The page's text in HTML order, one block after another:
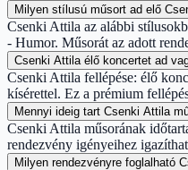
Milyen stílusú műsort ad elő
Csenki Attila az alábbi
- Humor. Műsorát az adott
Csenki Attila élő koncertet ad
Csenki Attila fellépése: élő
kísérettel. Ez a prémium
Mennyi ideig tart Csenki Attila
Csenki Attila műsorának
rendezvény igényeihez
Milyen rendezvényre foglalható